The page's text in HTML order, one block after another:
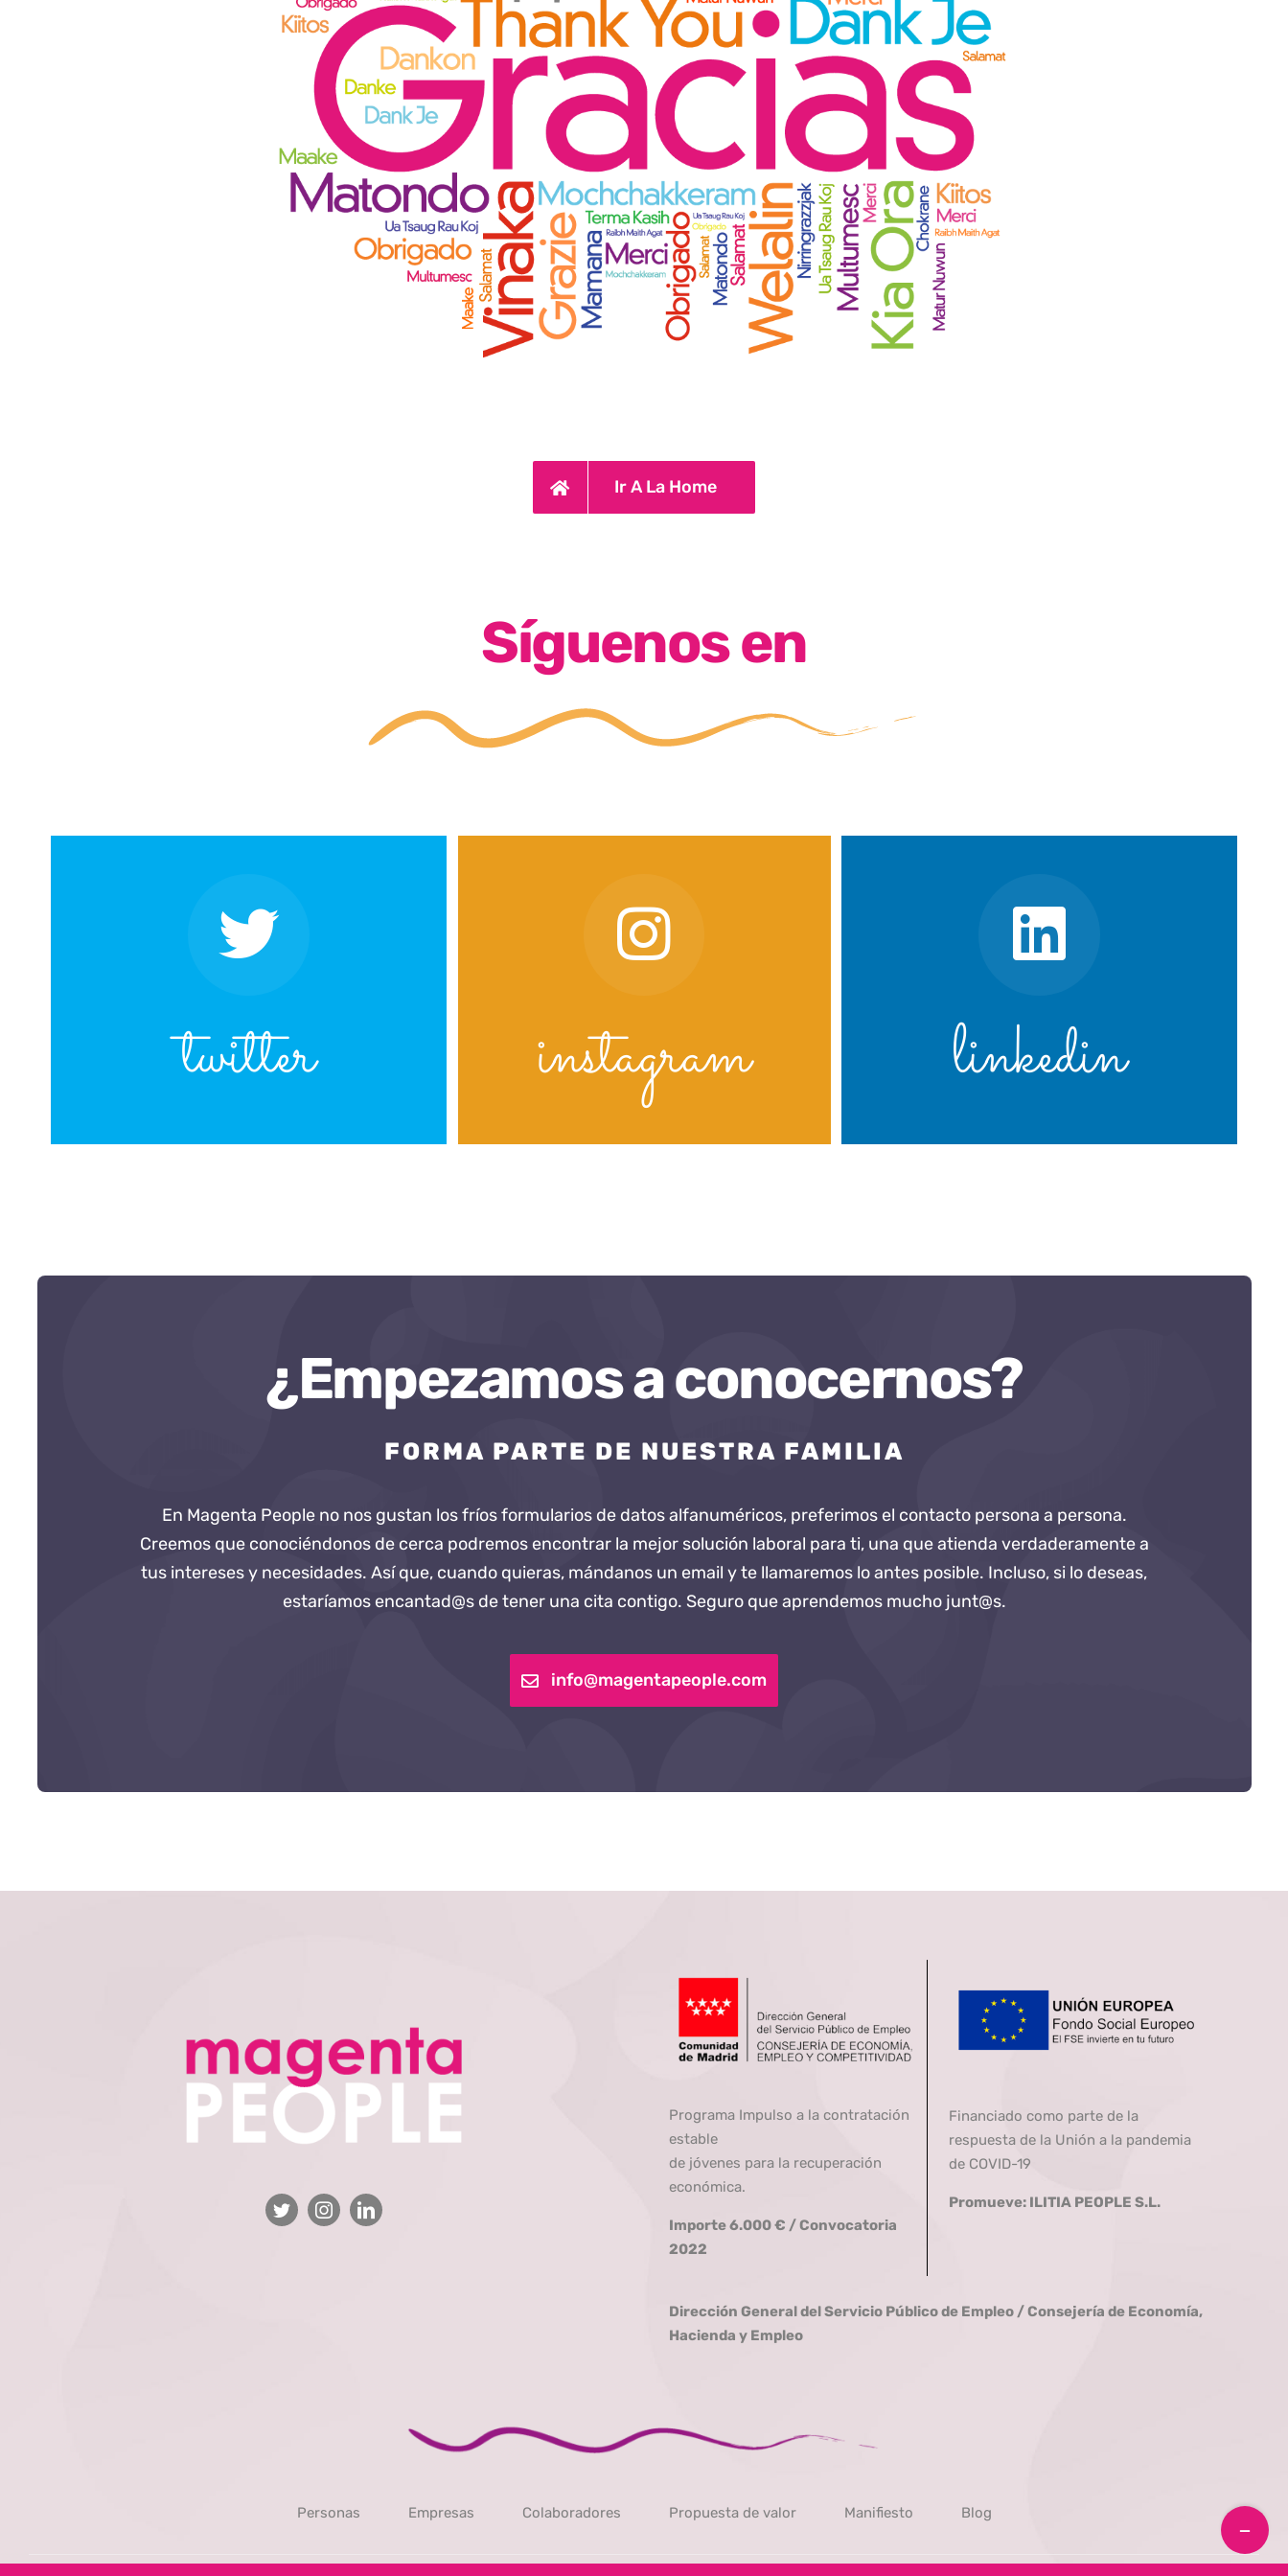
Ir A La Home
Síguenos en
twitter instagram linkedin
¿Empezamos a conocernos?
FORMA PARTE DE NUESTRA FAMILIA
En Magenta People no nos gustan los fríos formularios de datos alfanuméricos, preferimos el contacto persona a persona.
Creemos que conociéndonos de cerca podremos encontrar la mejor solución laboral para ti, una que atienda verdaderamente a
tus intereses y necesidades. Así que, cuando quieras, mándanos un email y te llamaremos lo antes posible. Incluso, si lo deseas,
estaríamos encantad@s de tener una cita contigo. Seguro que aprendemos mucho junt@s.
info@magentapeople.com
Programa Impulso a la contratación
estable
de jóvenes para la recuperación
económica.
Importe 6.000 € / Convocatoria
2022
Financiado como parte de la
respuesta de la Unión a la pandemia
de COVID-19
Promueve: ILITIA PEOPLE S.L.
Dirección General del Servicio Público de Empleo /Consejería de Economía,
Hacienda y Empleo
Personas Empresas Colaboradores Propuesta de valor Manifiesto Blog
Toggle
Sliding